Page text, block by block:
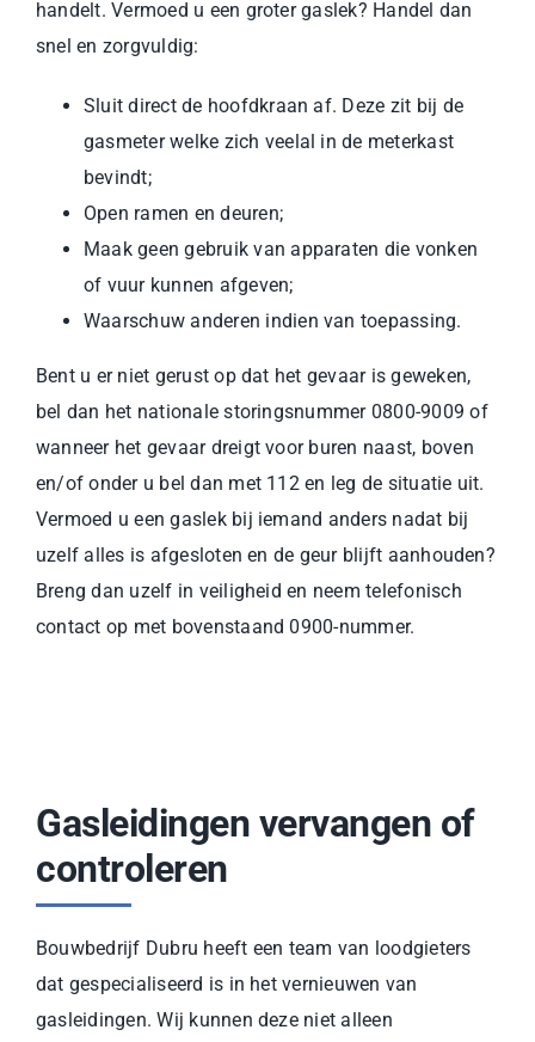
handelt. Vermoed u een groter gaslek? Handel dan
snel en zorgvuldig:
Sluit direct de hoofdkraan af. Deze zit bij de
gasmeter welke zich veelal in de meterkast
bevindt;
Open ramen en deuren;
Maak geen gebruik van apparaten die vonken
of vuur kunnen afgeven;
Waarschuw anderen indien van toepassing.
Bent u er niet gerust op dat het gevaar is geweken,
bel dan het nationale storingsnummer 0800-9009 of
wanneer het gevaar dreigt voor buren naast, boven
en/of onder u bel dan met 112 en leg de situatie uit.
Vermoed u een gaslek bij iemand anders nadat bij
uzelf alles is afgesloten en de geur blijft aanhouden?
Breng dan uzelf in veiligheid en neem telefonisch
contact op met bovenstaand 0900-nummer.
Gasleidingen vervangen of
controleren
Bouwbedrijf Dubru heeft een team van loodgieters
dat gespecialiseerd is in het vernieuwen van
gasleidingen. Wij kunnen deze niet alleen